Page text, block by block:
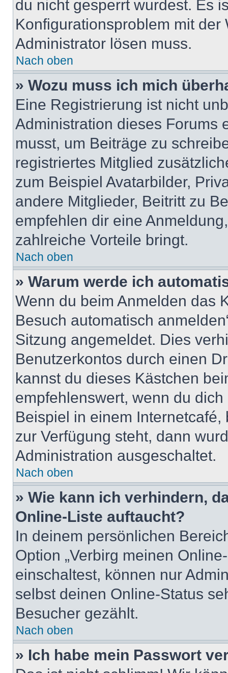
du nicht gesperrt wurdest. Es
Konfigurationsproblem mit
Administrator lösen muss.
Nach oben
» Wozu muss ich mich
Eine Registrierung ist nicht
Administration dieses Forums
musst, um Beiträge zu
registriertes Mitglied
zum Beispiel Avatarbilder,
andere Mitglieder, Beitritt zu
empfehlen dir eine
zahlreiche Vorteile bringt.
Nach oben
» Warum werde ich
Wenn du beim Anmelden das
Besuch automatisch
Sitzung angemeldet. Dies
Benutzerkontos durch einen
kannst du dieses Kästchen
empfehlenswert, wenn du
Beispiel in einem
zur Verfügung steht, dann
Administration ausgeschaltet.
Nach oben
» Wie kann ich verhindern,
Online-Liste auftaucht?
In deinem persönlichen
Option „Verbirg meinen
einschaltest, können nur
selbst deinen Online-Status
Besucher gezählt.
Nach oben
» Ich habe mein Passwort